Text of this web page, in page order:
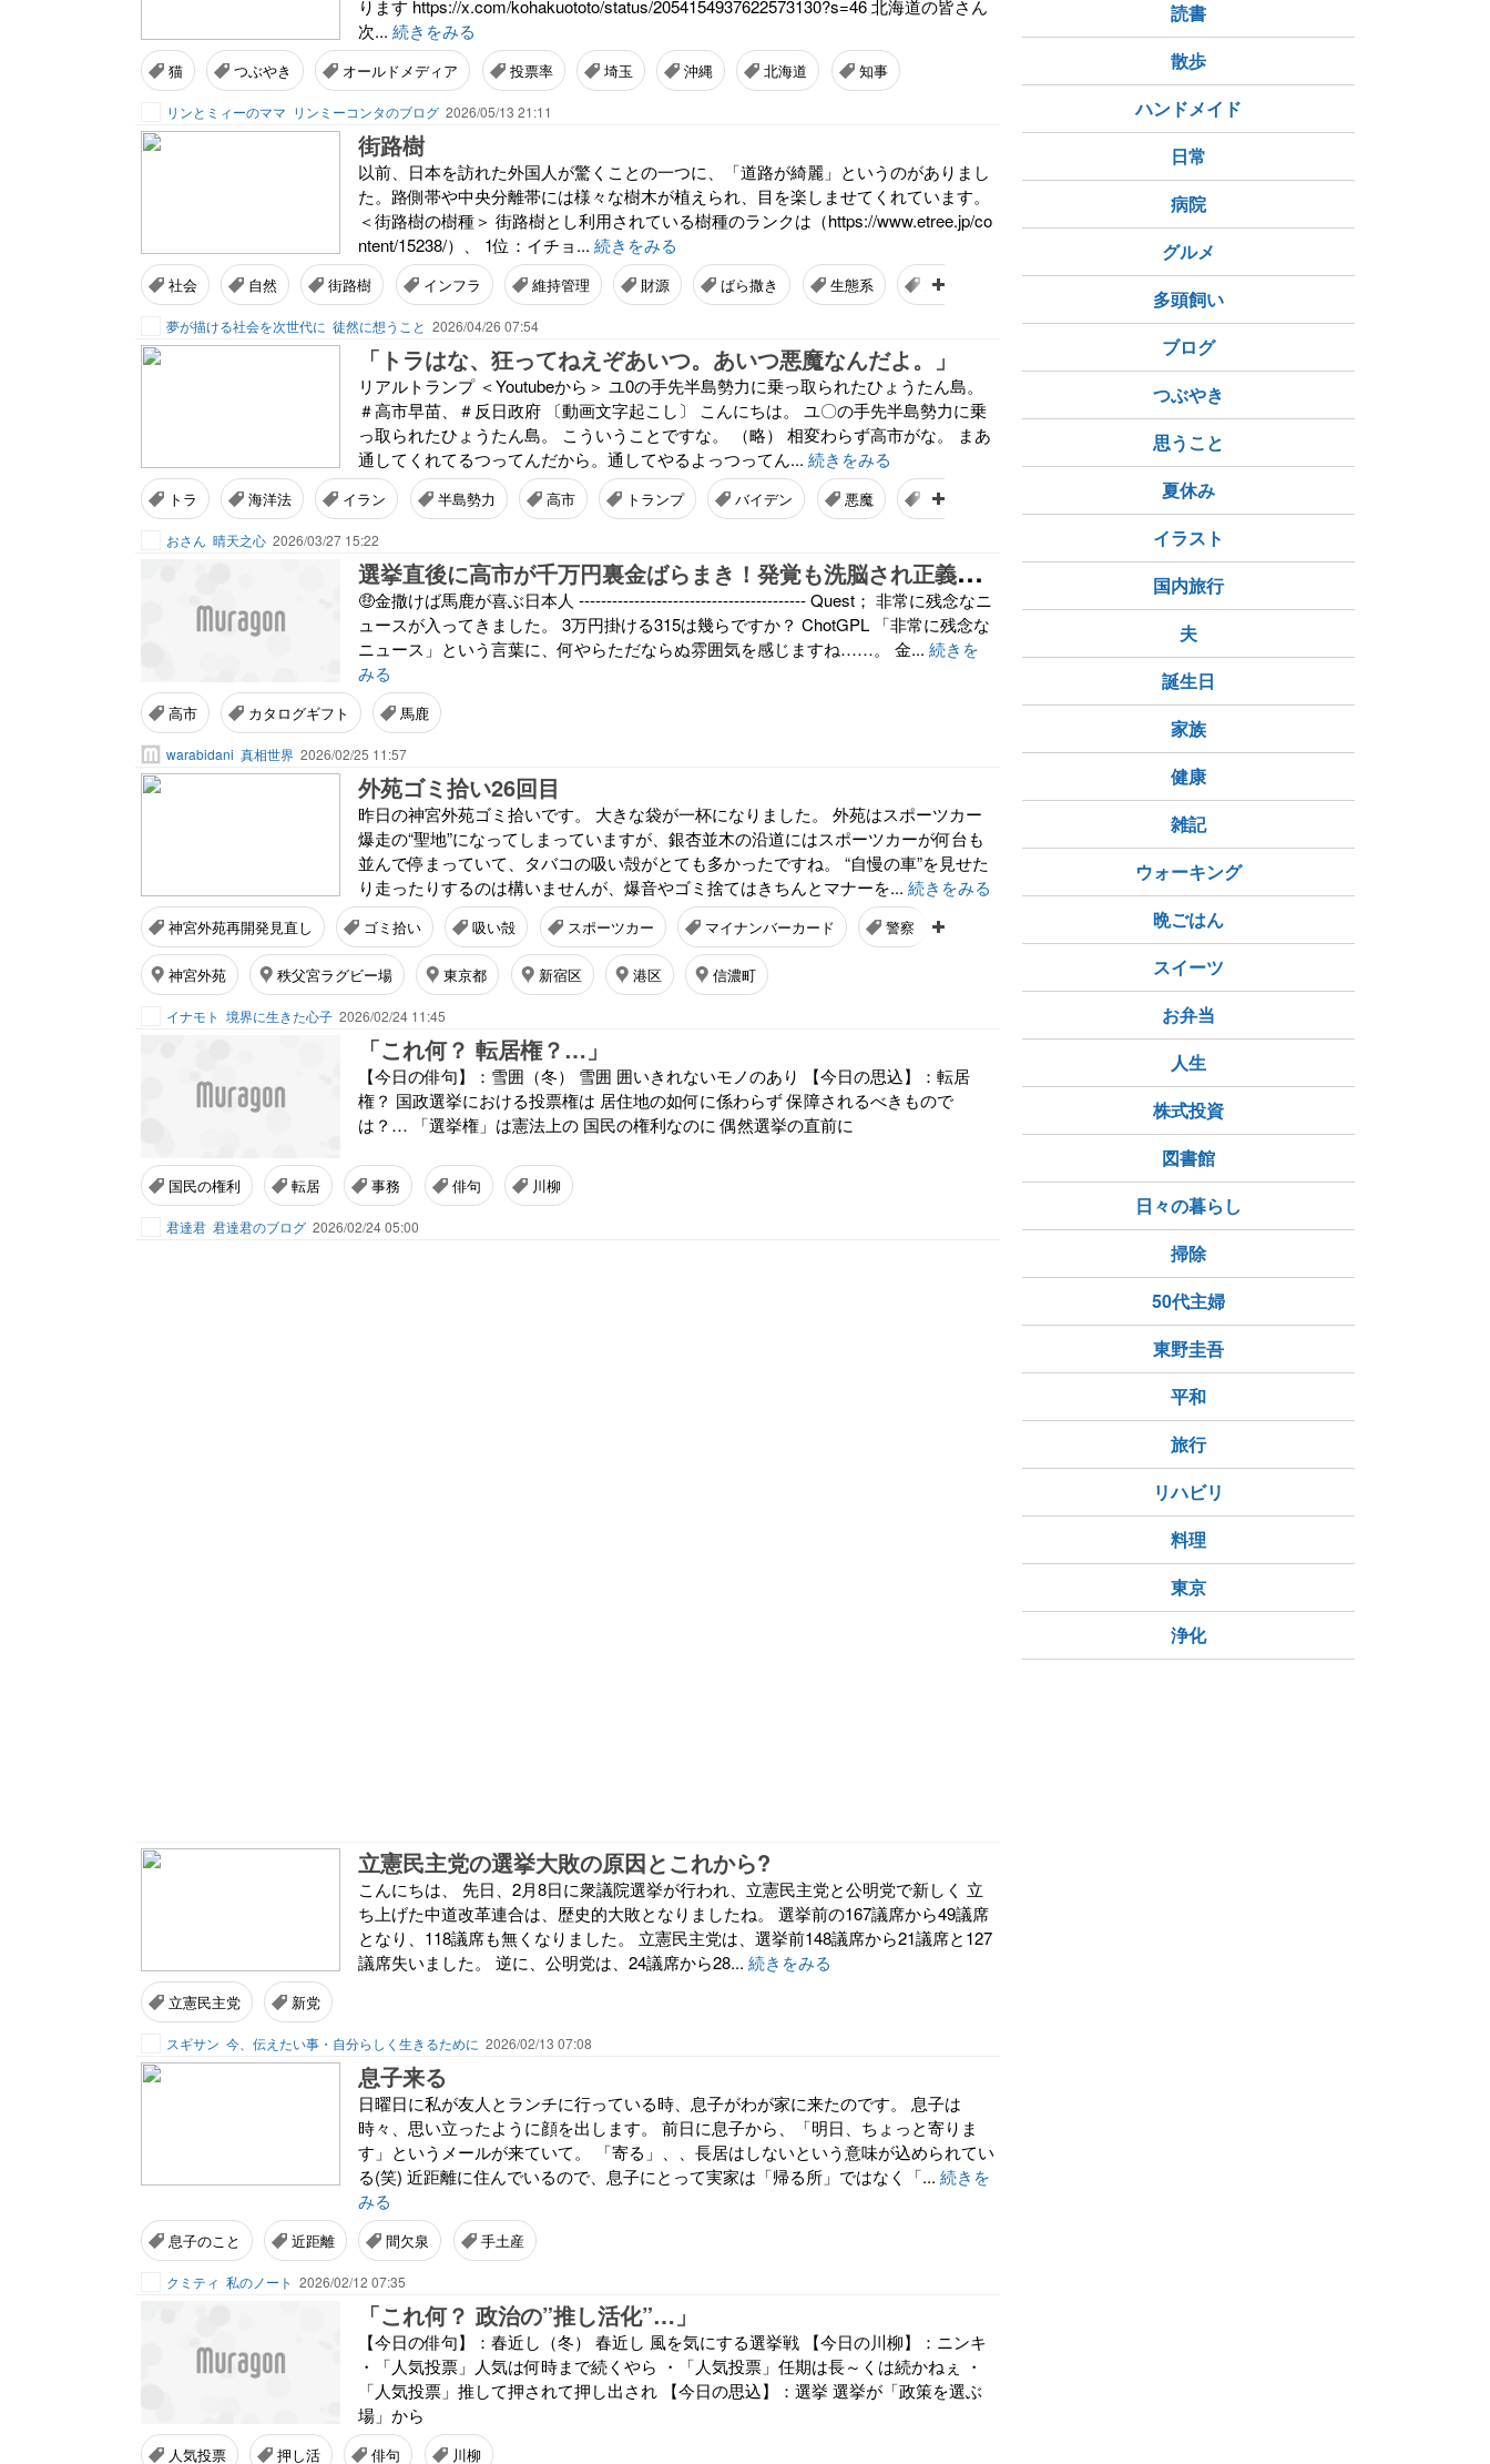
ります https://x.com/kohakuototo/status/2054154937622573130?s=46 北海道の皆さん
次... 続きをみる
猫 つぶやき オールドメディア 投票率 埼玉 沖縄 北海道 知事
リンとミィーのママ リンミーコンタのブログ 2026/05/13 21:11
街路樹
以前、日本を訪れた外国人が驚くことの一つに、「道路が綺麗」というのがありまし
た。路側帯や中央分離帯には様々な樹木が植えられ、目を楽しませてくれています。
＜街路樹の樹種＞ 街路樹とし利用されている樹種のランクは（https://www.etree.jp/co
ntent/15238/）、 1位：イチョ... 続きをみる
社会 自然 街路樹 インフラ 維持管理 財源 ばら撒き 生態系 道路
夢が描ける社会を次世代に 徒然に想うこと 2026/04/26 07:54
「トラはな、狂ってねえぞあいつ。あいつ悪魔なんだよ。」
リアルトランプ ＜Youtubeから＞ ユ0の手先半島勢力に乗っ取られたひょうたん島。
＃高市早苗、＃反日政府 〔動画文字起こし〕 こんにちは。 ユ〇の手先半島勢力に乗
っ取られたひょうたん島。 こういうことですな。 （略） 相変わらず高市がな。 まあ
通してくれてるつってんだから。通してやるよっつってん... 続きをみる
トラ 海洋法 イラン 半島勢力 高市 トランプ バイデン 悪魔 ネタ
おさん 晴天之心 2026/03/27 15:22
選
挙直後に高市が千万円裏金ばらまき！発覚も洗脳され正義感を失った哀れな投票者の無反応
🤑金撒けば馬鹿が喜ぶ日本人 ----------------------------------------- Quest； 非常に残念なニ
ュースが入ってきました。 3万円掛ける315は幾らですか？ ChotGPL 「非常に残念な
ニュース」という言葉に、何やらただならぬ雰囲気を感じますね……。 金... 続きを
みる
高市 カタログギフト 馬鹿
warabidani 真相世界 2026/02/25 11:57
外苑ゴミ拾い26回目
昨日の神宮外苑ゴミ拾いです。 大きな袋が一杯になりました。 外苑はスポーツカー
爆走の“聖地”になってしまっていますが、銀杏並木の沿道にはスポーツカーが何台も
並んで停まっていて、タバコの吸い殻がとても多かったですね。 “自慢の車”を見せた
り走ったりするのは構いませんが、爆音やゴミ捨てはきちんとマナーを... 続きをみる
神宮外苑再開発見直し ゴミ拾い 吸い殻 スポーツカー マイナンバーカード 警察 重機
神宮外苑 秩父宮ラグビー場 東京都 新宿区 港区 信濃町
イナモト 境界に生きた心子 2026/02/24 11:45
「これ何？ 転居権？…」
【今日の俳句】：雪囲（冬） 雪囲 囲いきれないモノのあり 【今日の思込】：転居
権？ 国政選挙における投票権は 居住地の如何に係わらず 保障されるべきもので
は？… 「選挙権」は憲法上の 国民の権利なのに 偶然選挙の直前に
国民の権利 転居 事務 俳句 川柳
君達君 君達君のブログ 2026/02/24 05:00
立憲民主党の選挙大敗の原因とこれから?
こんにちは、 先日、2月8日に衆議院選挙が行われ、立憲民主党と公明党で新しく 立
ち上げた中道改革連合は、歴史的大敗となりましたね。 選挙前の167議席から49議席
となり、118議席も無くなりました。 立憲民主党は、選挙前148議席から21議席と127
議席失いました。 逆に、公明党は、24議席から28... 続きをみる
立憲民主党 新党
スギサン 今、伝えたい事・自分らしく生きるために 2026/02/13 07:08
息子来る
日曜日に私が友人とランチに行っている時、息子がわが家に来たのです。 息子は
時々、思い立ったように顔を出します。 前日に息子から、「明日、ちょっと寄りま
す」というメールが来ていて。 「寄る」、、長居はしないという意味が込められてい
る(笑) 近距離に住んでいるので、息子にとって実家は「帰る所」ではなく「... 続きを
みる
息子のこと 近距離 間欠泉 手土産
クミティ 私のノート 2026/02/12 07:35
「これ何？ 政治の”推し活化”…」
【今日の俳句】：春近し（冬） 春近し 風を気にする選挙戦 【今日の川柳】：ニンキ
・「人気投票」人気は何時まで続くやら ・「人気投票」任期は長～くは続かねぇ ・
「人気投票」推して押されて押し出され 【今日の思込】：選挙 選挙が「政策を選ぶ
場」から
人気投票 押し活 俳句 川柳
読書
散歩
ハンドメイド
日常
病院
グルメ
多頭飼い
ブログ
つぶやき
思うこと
夏休み
イラスト
国内旅行
夫
誕生日
家族
健康
雑記
ウォーキング
晩ごはん
スイーツ
お弁当
人生
株式投資
図書館
日々の暮らし
掃除
50代主婦
東野圭吾
平和
旅行
リハビリ
料理
東京
浄化